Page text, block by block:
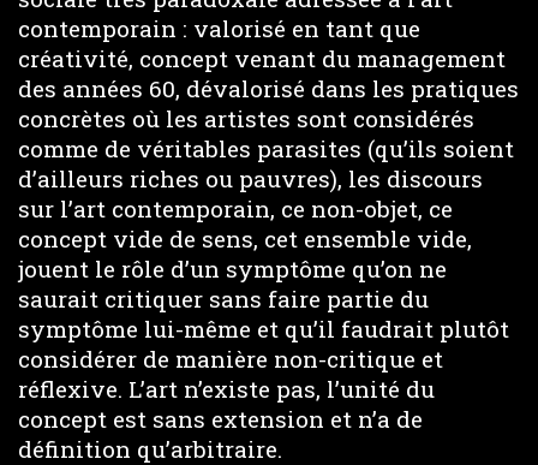
contemporain : valorisé en tant que
créativité, concept venant du management
des années 60, dévalorisé dans les pratiques
concrètes où les artistes sont considérés
comme de véritables parasites (qu’ils soient
d’ailleurs riches ou pauvres), les discours
sur l’art contemporain, ce non-objet, ce
concept vide de sens, cet ensemble vide,
jouent le rôle d’un symptôme qu’on ne
saurait critiquer sans faire partie du
symptôme lui-même et qu’il faudrait plutôt
considérer de manière non-critique et
réflexive. L’art n’existe pas, l’unité du
concept est sans extension et n’a de
définition qu’arbitraire.